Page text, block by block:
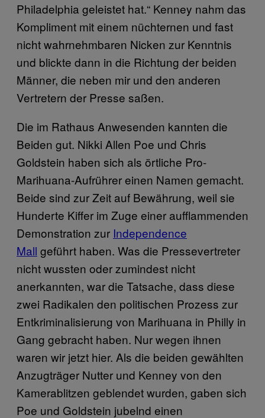
Philadelphia geleistet hat.“ Kenney nahm das
Kompliment mit einem nüchternen und fast
nicht wahrnehmbaren Nicken zur Kenntnis
und blickte dann in die Richtung der beiden
Männer, die neben mir und den anderen
Vertretern der Presse saßen.
Die im Rathaus Anwesenden kannten die
Beiden gut. Nikki Allen Poe und Chris
Goldstein haben sich als örtliche Pro-
Marihuana-Aufrührer einen Namen gemacht.
Beide sind zur Zeit auf Bewährung, weil sie
Hunderte Kiffer im Zuge einer aufflammenden
Demonstration zur Independence
Mall geführt haben. Was die Pressevertreter
nicht wussten oder zumindest nicht
anerkannten, war die Tatsache, dass diese
zwei Radikalen den politischen Prozess zur
Entkriminalisierung von Marihuana in Philly in
Gang gebracht haben. Nur wegen ihnen
waren wir jetzt hier. Als die beiden gewählten
Anzugträger Nutter und Kenney von den
Kamerablitzen geblendet wurden, gaben sich
Poe und Goldstein jubelnd einen